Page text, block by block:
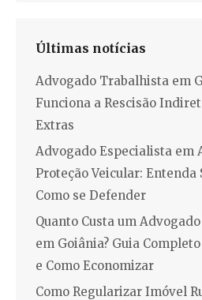
Últimas notícias
Advogado Trabalhista em
Funciona a Rescisão
Extras
Advogado Especialista em
Proteção Veicular: Entenda
Como se Defender
Quanto Custa um
em Goiânia? Guia
e Como Economizar
Como Regularizar Imóvel